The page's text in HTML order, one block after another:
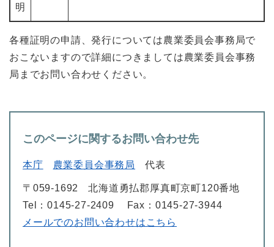
明
各種証明の申請、発行については農業委員会事務局で
おこないますので詳細につきましては農業委員会事務
局までお問い合わせください。
このページに関するお問い合わせ先
本庁 農業委員会事務局 代表
〒059-1692
北海道勇払郡厚真町京町120番地
Tel：0145-27-2409
Fax：0145-27-3944
メールでのお問い合わせはこちら